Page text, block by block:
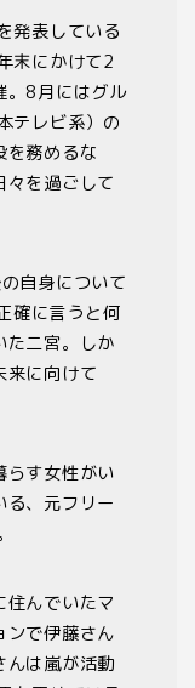
発表している
末にかけて2
。8月にはグル
テレビ系）の
務めるな
々を過ごして
自身について
確に言うと何
た二宮。しか
来に向けて
らす女性がい
る、元フリー
住んでいたマ
ンで伊藤さん
んは嵐が活動